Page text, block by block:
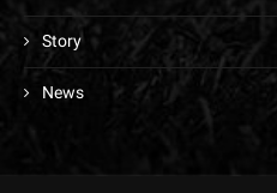
Story
News